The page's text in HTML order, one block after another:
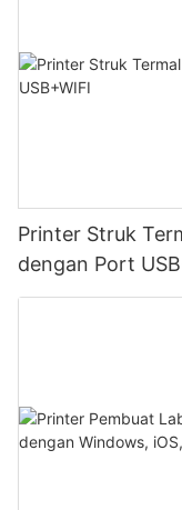
Printer Struk
dengan Port